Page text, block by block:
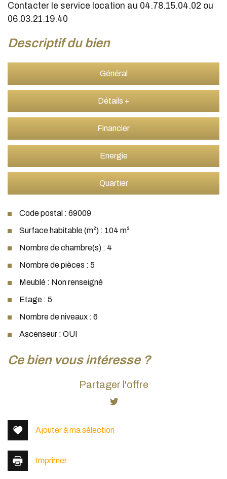
Contacter le service location au 04.78.15.04.02 ou
06.03.21.19.40
descriptif du bien
Général
Détails +
Financier
Energie
Quartier
Code postal : 69009
Surface habitable (m²) : 104 m²
Nombre de chambre(s) : 4
Nombre de pièces : 5
Meublé : Non renseigné
Etage : 5
Nombre de niveaux : 6
Ascenseur : OUI
la ville de lyon (69009)
ce bien vous intéresse ?
Partager l'offre
Ajouter à ma sélection
Imprimer